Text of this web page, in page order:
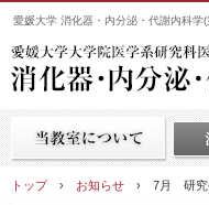
愛媛大学 消化器・内分泌・代謝内科
トップ› お知らせ › 7月 研究